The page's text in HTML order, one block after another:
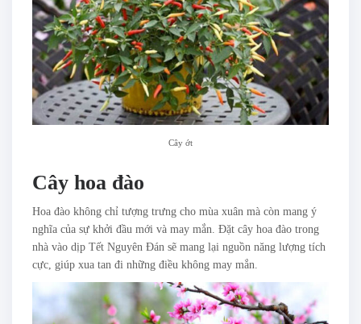
Cây ớt
Cây hoa đào
Hoa đào không chỉ tượng trưng cho mùa xuân mà còn mang ý
nghĩa của sự khởi đầu mới và may mắn. Đặt cây hoa đào trong
nhà vào dịp Tết Nguyên Đán sẽ mang lại nguồn năng lượng tích
cực, giúp xua tan đi những điều không may mắn.